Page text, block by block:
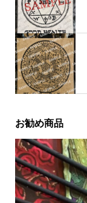
お勧め商品